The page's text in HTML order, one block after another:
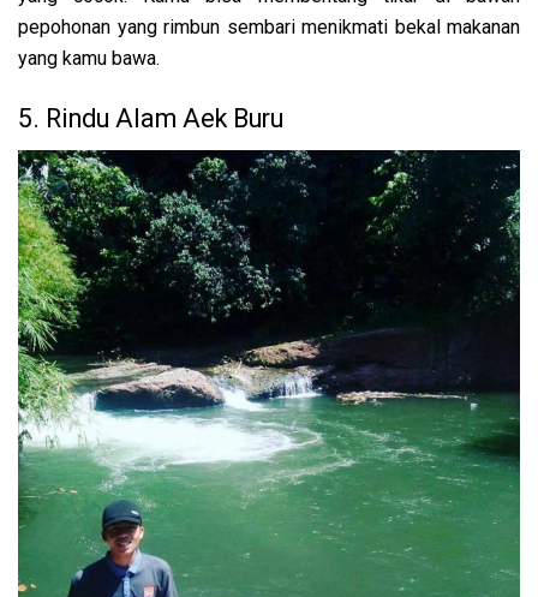
pepohonan yang rimbun sembari menikmati bekal makanan
yang kamu bawa.
5. Rindu Alam Aek Buru